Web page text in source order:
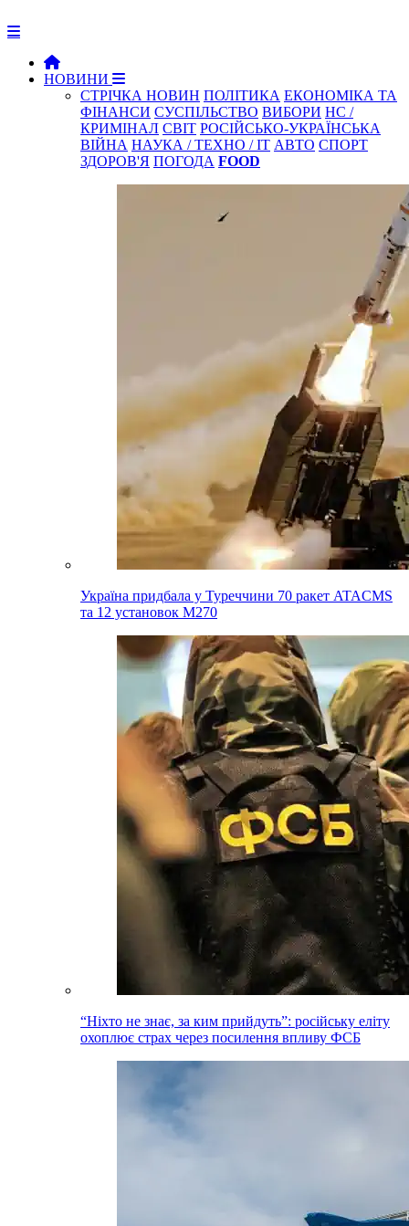
НОВИНИ
СТРІЧКА НОВИН ПОЛІТИКА ЕКОНОМІКА ТА
ФІНАНСИ СУСПІЛЬСТВО ВИБОРИ НС /
КРИМІНАЛ СВІТ РОСІЙСЬКО-УКРАЇНСЬКА
ВІЙНА НАУКА / ТЕХНО / IT АВТО СПОРТ
ЗДОРОВ'Я ПОГОДА FOOD
Україна придбала у Туреччини 70 ракет ATACMS
та 12 установок M270
“Ніхто не знає, за ким прийдуть”: російську еліту
охоплює страх через посилення впливу ФСБ